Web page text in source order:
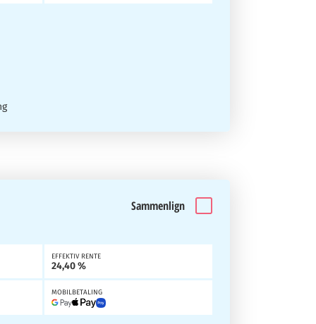
Sammenlign
EFFEKTIV RENTE
24,40 %
MOBILBETALING